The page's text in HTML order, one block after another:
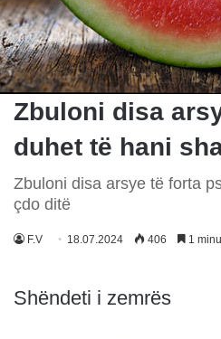
Zbuloni disa
duhet të hani
Zbuloni disa arsye të forta
çdo ditë
F.V 18.07.2024 406 1
Shëndeti i zemrës